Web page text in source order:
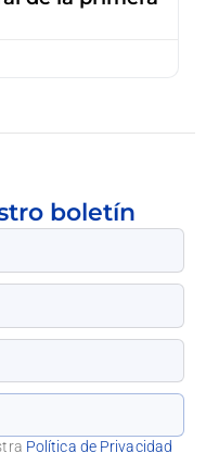
boletín
Política de Privacidad